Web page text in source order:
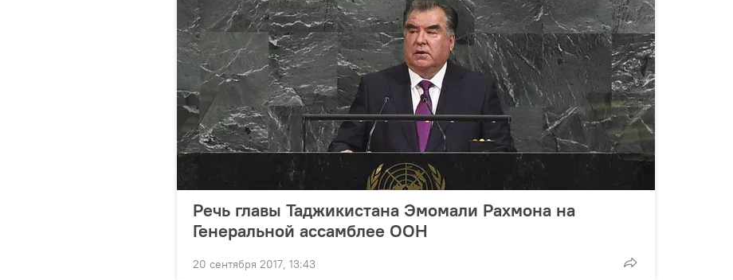
Речь главы Таджикистана Эмомали Рахмона на
Генеральной ассамблее ООН
20 сентября 2017, 13:43